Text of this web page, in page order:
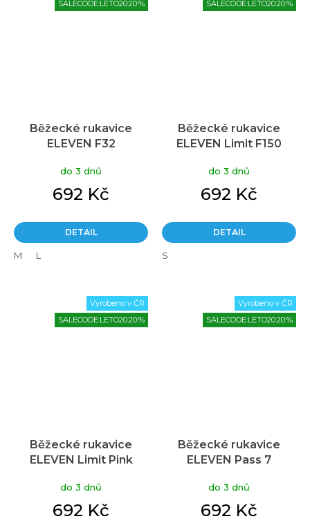
SALECODE:LETO20:20:%
Běžecké rukavice
ELEVEN F32
do 3 dnů
692 Kč
DETAIL
M L
SALECODE:LETO20:20:%
Běžecké rukavice
ELEVEN Limit F150
do 3 dnů
692 Kč
DETAIL
S
Vyrobeno v ČR
SALECODE:LETO20:20:%
Běžecké rukavice
ELEVEN Limit Pink
do 3 dnů
692 Kč
Vyrobeno v ČR
SALECODE:LETO20:20:%
Běžecké rukavice
ELEVEN Pass 7
do 3 dnů
692 Kč